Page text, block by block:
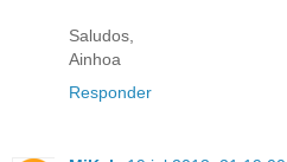
Saludos,
Ainhoa
Responder